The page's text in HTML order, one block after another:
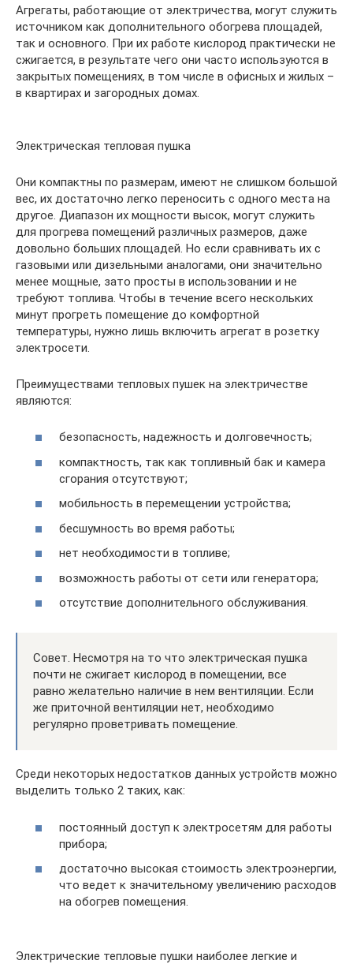
Агрегаты, работающие от электричества, могут служить
источником как дополнительного обогрева площадей,
так и основного. При их работе кислород практически не
сжигается, в результате чего они часто используются в
закрытых помещениях, в том числе в офисных и жилых –
в квартирах и загородных домах.
Электрическая тепловая пушка
Они компактны по размерам, имеют не слишком большой
вес, их достаточно легко переносить с одного места на
другое. Диапазон их мощности высок, могут служить
для прогрева помещений различных размеров, даже
довольно больших площадей. Но если сравнивать их с
газовыми или дизельными аналогами, они значительно
менее мощные, зато просты в использовании и не
требуют топлива. Чтобы в течение всего нескольких
минут прогреть помещение до комфортной
температуры, нужно лишь включить агрегат в розетку
электросети.
Преимуществами тепловых пушек на электричестве
являются:
безопасность, надежность и долговечность;
компактность, так как топливный бак и камера
сгорания отсутствуют;
мобильность в перемещении устройства;
бесшумность во время работы;
нет необходимости в топливе;
возможность работы от сети или генератора;
отсутствие дополнительного обслуживания.
Совет. Несмотря на то что электрическая пушка
почти не сжигает кислород в помещении, все
равно желательно наличие в нем вентиляции. Если
же приточной вентиляции нет, необходимо
регулярно проветривать помещение.
Среди некоторых недостатков данных устройств можно
выделить только 2 таких, как:
постоянный доступ к электросетям для работы
прибора;
достаточно высокая стоимость электроэнергии,
что ведет к значительному увеличению расходов
на обогрев помещения.
Электрические тепловые пушки наиболее легкие и